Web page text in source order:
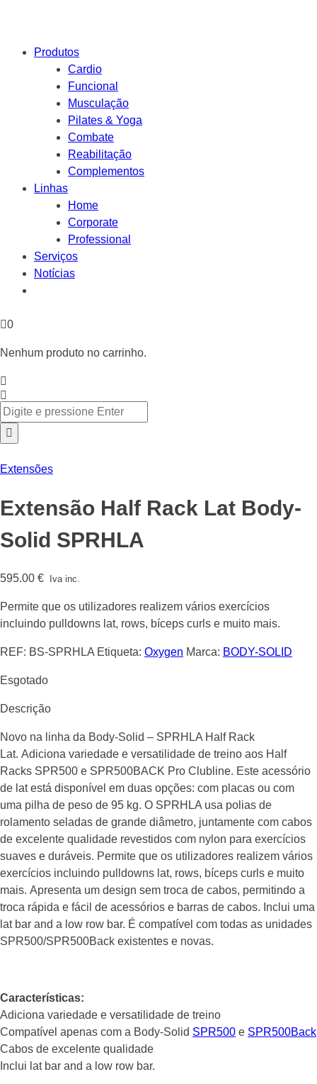
Produtos
Cardio
Funcional
Musculação
Pilates & Yoga
Combate
Reabilitação
Complementos
Linhas
Home
Corporate
Professional
Serviços
Notícias
0
Nenhum produto no carrinho.
Extensões
Extensão Half Rack Lat Body-
Solid SPRHLA
595.00 € Iva inc.
Permite que os utilizadores realizem vários exercícios
incluindo pulldowns lat, rows, bíceps curls e muito mais.
REF: BS-SPRHLA Etiqueta: Oxygen Marca: BODY-SOLID
Esgotado
Descrição
Novo na linha da Body-Solid – SPRHLA Half Rack
Lat. Adiciona variedade e versatilidade de treino aos Half
Racks SPR500 e SPR500BACK Pro Clubline. Este acessório
de lat está disponível em duas opções: com placas ou com
uma pilha de peso de 95 kg. O SPRHLA usa polias de
rolamento seladas de grande diâmetro, juntamente com cabos
de excelente qualidade revestidos com nylon para exercícios
suaves e duráveis. Permite que os utilizadores realizem vários
exercícios incluindo pulldowns lat, rows, bíceps curls e muito
mais. Apresenta um design sem troca de cabos, permitindo a
troca rápida e fácil de acessórios e barras de cabos. Inclui uma
lat bar and a low row bar. É compatível com todas as unidades
SPR500/SPR500Back existentes e novas.
Características:
Adiciona variedade e versatilidade de treino
Compatível apenas com a Body-Solid SPR500 e SPR500Back
Cabos de excelente qualidade
Inclui lat bar and a low row bar.